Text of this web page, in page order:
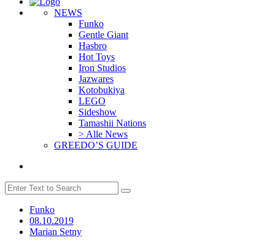
NEWS
Funko
Gentle Giant
Hasbro
Hot Toys
Iron Studios
Jazwares
Kotobukiya
LEGO
Sideshow
Tamashii Nations
> Alle News
GREEDO’S GUIDE
Funko
08.10.2019
Marian Setny